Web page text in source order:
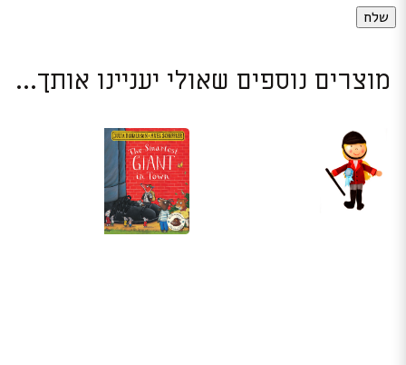
מוצרים נוספים שאולי יעניינו אותך...